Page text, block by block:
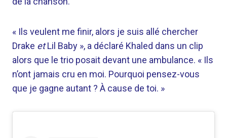
« Ils veulent me finir, alors je suis allé chercher
Drake etLil Baby », a déclaré Khaled dans un clip
alors que le trio posait devant une ambulance. « Ils
n’ont jamais cru en moi. Pourquoi pensez-vous
que je gagne autant ? À cause de toi. »